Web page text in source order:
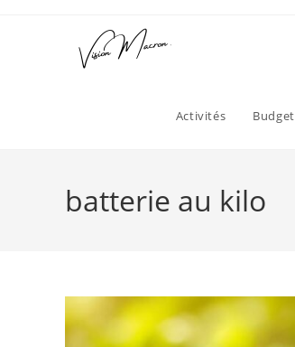
Activités Budget
batterie au kilo